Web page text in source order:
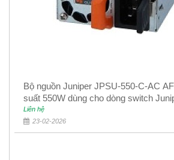
Bộ nguồn Juniper JPSU-550-C-AC
suất 550W dùng cho dòng switch
EX4400
Liên hệ
23-02-2026